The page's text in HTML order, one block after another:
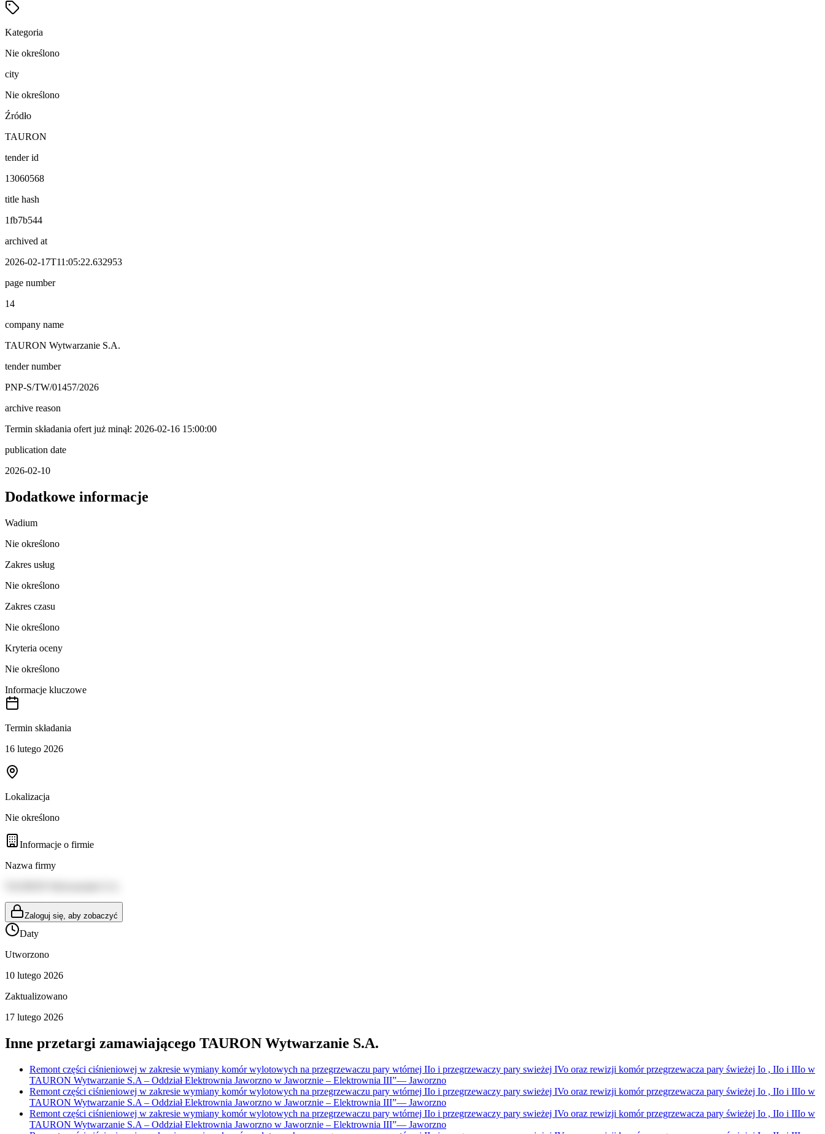
Kategoria
Nie określono
city
Nie określono
Źródło
TAURON
tender id
13060568
title hash
1fb7b544
archived at
2026-02-17T11:05:22.632953
page number
14
company name
TAURON Wytwarzanie S.A.
tender number
PNP-S/TW/01457/2026
archive reason
Termin składania ofert już minął: 2026-02-16 15:00:00
publication date
2026-02-10
Dodatkowe informacje
Wadium
Nie określono
Zakres usług
Nie określono
Zakres czasu
Nie określono
Kryteria oceny
Nie określono
Informacje kluczowe
Termin składania
16 lutego 2026
Lokalizacja
Nie określono
Informacje o firmie
Nazwa firmy
Zaloguj się, aby zobaczyć
Daty
Utworzono
10 lutego 2026
Zaktualizowano
17 lutego 2026
Inne przetargi zamawiającego TAURON Wytwarzanie S.A.
Remont części ciśnieniowej w zakresie wymiany komór wylotowych na przegrzewaczu pary wtórnej IIo i przegrzewaczy pary swieżej IVo oraz rewizji komór przegrzewacza pary świeżej Io , IIo i IIIo w
TAURON Wytwarzanie S.A – Oddział Elektrownia Jaworzno w Jaworznie – Elektrownia III”— Jaworzno
Remont części ciśnieniowej w zakresie wymiany komór wylotowych na przegrzewaczu pary wtórnej IIo i przegrzewaczy pary swieżej IVo oraz rewizji komór przegrzewacza pary świeżej Io , IIo i IIIo w
TAURON Wytwarzanie S.A – Oddział Elektrownia Jaworzno w Jaworznie – Elektrownia III”— Jaworzno
Remont części ciśnieniowej w zakresie wymiany komór wylotowych na przegrzewaczu pary wtórnej IIo i przegrzewaczy pary swieżej IVo oraz rewizji komór przegrzewacza pary świeżej Io , IIo i IIIo w
TAURON Wytwarzanie S.A – Oddział Elektrownia Jaworzno w Jaworznie – Elektrownia III”— Jaworzno